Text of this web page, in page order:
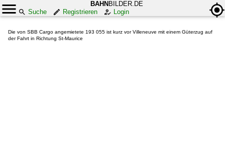
BAHN BILDER.DE
Suche
Registrieren Login
Die von SBB Cargo angemietete 193 055 ist kurz vor Villeneuve mit einem Güterzug auf
der Fahrt in Richtung St-Maurice